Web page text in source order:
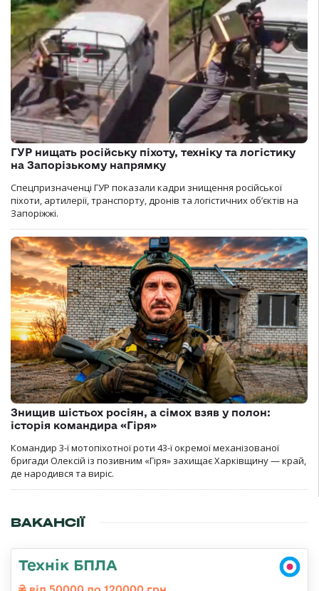
ГУР нищать російську піхоту, техніку та логістику
на Запорізькому напрямку
Спецпризначенці ГУР показали кадри знищення російської
піхоти, артилерії, транспорту, дронів та логістичних об’єктів на
Запоріжжі.
Знищив шістьох росіян, а сімох взяв у полон:
історія командира «Гіря»
Командир 3-ї мотопіхотної роти 43-ї окремої механізованої
бригади Олексій із позивним «Гіря» захищає Харківщину — край,
де народився та виріс.
ВАКАНСІЇ
Технік БПЛА